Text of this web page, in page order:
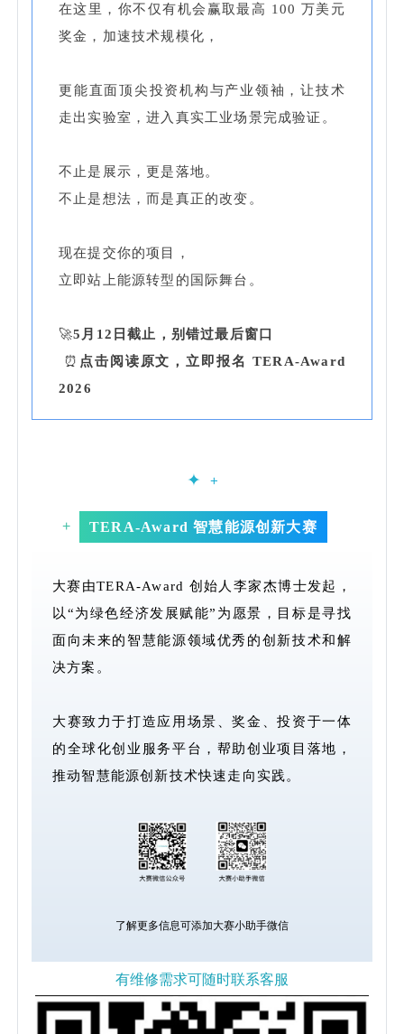
在这里，你不仅有机会赢取最高 100 万美元
奖金，加速技术规模化，
更能直面顶尖投资机构与产业领袖，让技术
走出实验室，进入真实工业场景完成验证。
不止是展示，更是落地。
不止是想法，而是真正的改变。
现在提交你的项目，
立即站上能源转型的国际舞台。
🚀5月12日截止，别错过最后窗口
⏰ 点击阅读原文，立即报名 TERA-Award
2026
✦ +
+ TERA-Award 智慧能源创新大赛
大赛由TERA-Award 创始人李家杰博士发起，
以“为绿色经济发展赋能”为愿景，目标是寻找
面向未来的智慧能源领域优秀的创新技术和解
决方案。
大赛致力于打造应用场景、奖金、投资于一体
的全球化创业服务平台，帮助创业项目落地，
推动智慧能源创新技术快速走向实践。
了解更多信息可添加大赛小助手微信
有维修需求可随时联系客服